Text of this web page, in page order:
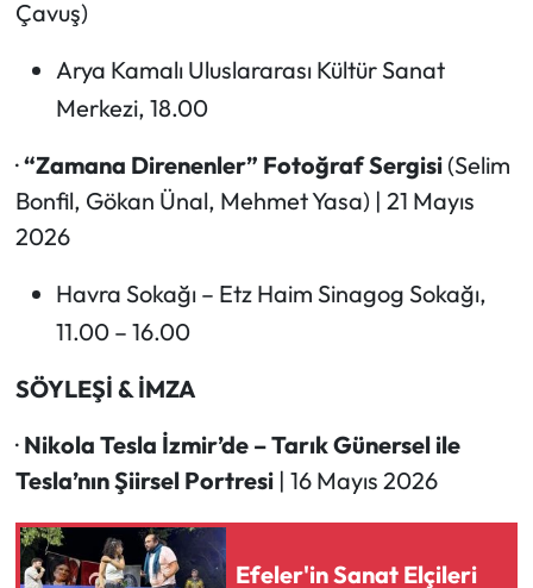
Çavuş)
Arya Kamalı Uluslararası Kültür Sanat
Merkezi, 18.00
·“Zamana Direnenler” Fotoğraf Sergisi(Selim
Bonfil, Gökan Ünal, Mehmet Yasa) | 21 Mayıs
2026
Havra Sokağı – Etz Haim Sinagog Sokağı,
11.00 – 16.00
SÖYLEŞİ & İMZA
· Nikola Tesla İzmir’de – Tarık Günersel ile
Tesla’nın Şiirsel Portresi| 16 Mayıs 2026
Efeler'in Sanat Elçileri